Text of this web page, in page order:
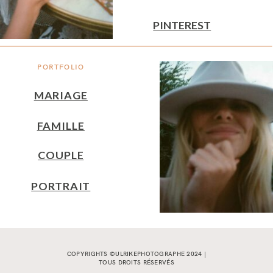
PORTFOLIO
MARIAGE
FAMILLE
PINTEREST
COUPLE
PORTRAIT
COPYRIGHTS ©ULRIKEPHOTOGRAPHE 2024 |
TOUS DROITS RÉSERVÉS